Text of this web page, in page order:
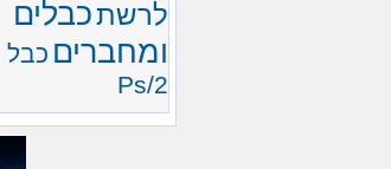
לרשתכבלים
ומחברים כבל
Ps/2